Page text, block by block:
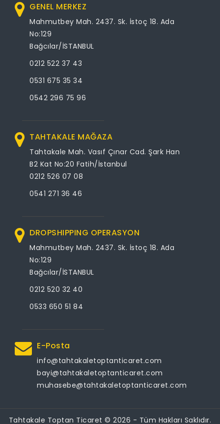
GENEL MERKEZ
Mahmutbey Mah. 2437. Sk. İstoç 18. Ada
No:129
Bağcılar/İSTANBUL
0212 522 37 43
0531 675 35 34
0542 296 75 96
TAHTAKALE MAĞAZA
Tahtakale Mah. Vasıf Çınar Cad. Şark Han
B2 Kat No:20 Fatih/İstanbul
0212 526 07 08
0541 271 36 46
DROPSHIPPING OPERASYON
Mahmutbey Mah. 2437. Sk. İstoç 18. Ada
No:129
Bağcılar/İSTANBUL
0212 520 32 40
0533 650 51 84
E-Posta
info@tahtakaletoptanticaret.com
bayi@tahtakaletoptanticaret.com
muhasebe@tahtakaletoptanticaret.com
Tahtakale Toptan Ticaret © 2026 - Tüm Hakları Saklıdır.